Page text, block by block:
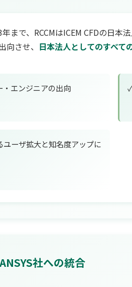
まで、RCCMはICEM CFDの日本
向させ、 日本法人としてのすべて
・エンジニアの出向
ユーザ拡大と知名度アップに
社への統合